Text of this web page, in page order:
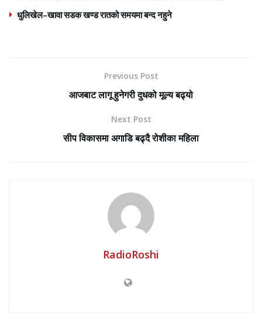
धुलिखेल–खावा सडक खण्ड रातको समयमा बन्द नहुने
Previous Post
आजबाट लागू हुनेगरी दुधको मूल्य बढ्यो
Next Post
सीप विकासमा अगाडि बढ्दै रोशीका महिला
RadioRoshi